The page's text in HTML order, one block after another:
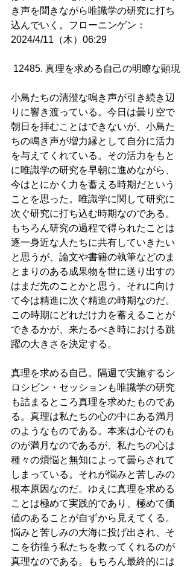
き声を聞きながら唯識学の研究に打ち
込んでいく。フローニンゲン：
2024/4/11（木）06:29
12485. 真理を求める自己の明瞭な顕現
小鳥たちの清澄な鳴き声が引き続き辺
りに響き渡っている。今日は曇り空で
朝日を拝むことはできないが、小鳥た
ちの鳴き声が増力縁として自分に活力
を与えてくれている。その活力をもと
に唯識学の研究を早朝に進めながら、
今はとにかく力を蓄える時期だという
ことを思った。唯識学に関して研究に
次ぐ研究に打ち込む時期なのである。
もちろん研究の過程で得られたことは
逐一身近な人たちに共有していきたい
と思うが、論文や書籍の執筆などのま
とまりのある成果物を世に送り出すの
はまだ先のことかと思う。それに向け
て今は精進に次ぐ精進の時期なのだ。
この時期にどれだけ力を蓄えることが
できるかが、来たるべき時における跳
躍の大きさを決定する。
真理を求める自己。隔週で実施するシ
ロシビン・セッションも唯識学の研究
も詰まるところ真理を求めたものであ
る。真理は私たちの心の中にある満月
のようなものである。本来は心そのも
のが満月なのであるが、私たちの心は
種々の煩悩と無知によって曇らされて
しまっている。それが悩みと苦しみの
根本原因なのだ。ゆえに真理を求める
ことは極めて実践的であり、極めて価
値のあることが自ずから見えてくる。
悩みと苦しみの大海に投げ出され、そ
こを彷徨う私たちを救ってくれるのが
真理なのである。もちろん最終的には